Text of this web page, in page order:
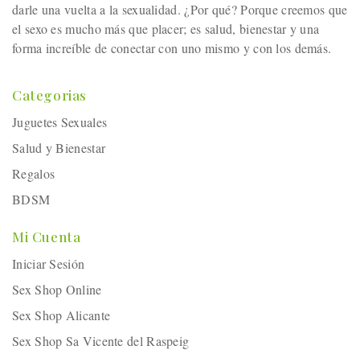
darle una vuelta a la sexualidad. ¿Por qué? Porque creemos que
el sexo es mucho más que placer; es salud, bienestar y una
forma increíble de conectar con uno mismo y con los demás.
Categorias
Juguetes Sexuales
Salud y Bienestar
Regalos
BDSM
Mi Cuenta
Iniciar Sesión
Sex Shop Online
Sex Shop Alicante
Sex Shop Sa Vicente del Raspeig